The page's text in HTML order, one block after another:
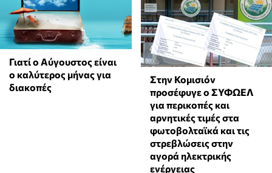
Γιατί ο Αύγουστος είναι
ο καλύτερος μήνας για
διακοπές
Στην Κομισιόν
προσέφυγε ο ΣΥΦΩΕΛ
για περικοπές και
αρνητικές τιμές στα
φωτοβολταϊκά και τις
στρεβλώσεις στην
αγορά ηλεκτρικής
ενέργειας